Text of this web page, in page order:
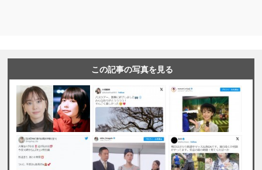
この記事の写真を見る